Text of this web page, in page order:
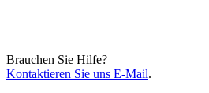
Brauchen Sie Hilfe?
Kontaktieren Sie uns E-Mail.